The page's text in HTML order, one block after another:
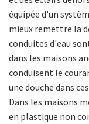
équipée d'un
mieux remettre la
conduites d'eau
dans les maisons
conduisent le
une douche dans
Dans les maisons
en plastique non